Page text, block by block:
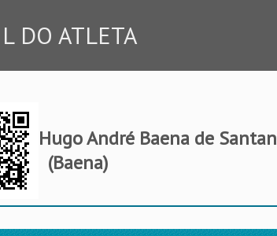
DO ATLETA
Hugo André Baena de
(Baena)